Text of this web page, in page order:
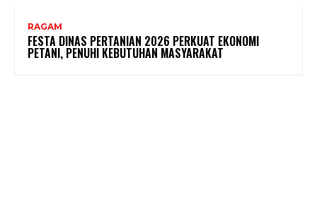
RAGAM
FESTA DINAS PERTANIAN 2026 PERKUAT EKONOMI
PETANI, PENUHI KEBUTUHAN MASYARAKAT